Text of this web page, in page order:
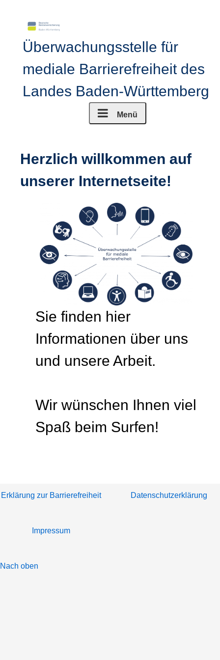
Überwachungsstelle für
mediale Barrierefreiheit des
Landes Baden-Württemberg
Menü
Herzlich willkommen auf
unserer Internetseite!
Sie finden hier
Informationen über uns
und unsere Arbeit.
Wir wünschen Ihnen viel
Spaß beim Surfen!
Erklärung zur Barrierefreiheit Datenschutzerklärung
Impressum
Nach oben